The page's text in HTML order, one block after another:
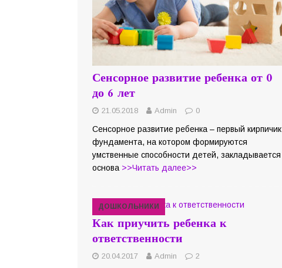
Сенсорное развитие ребенка от 0
до 6 лет
21.05.2018 Admin 0
Сенсорное развитие ребенка – первый кирпичик
фундамента, на котором формируются
умственные способности детей, закладывается
основа >>Читать далее>>
ДОШКОЛЬНИКИ
Как приучить ребенка к
ответственности
20.04.2017 Admin 2